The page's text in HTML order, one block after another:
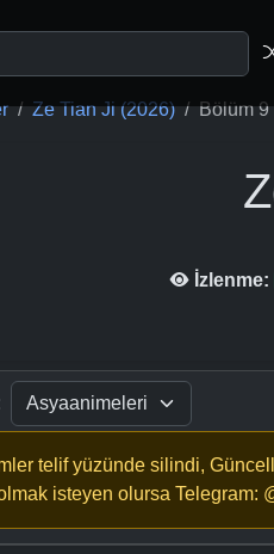
Ze Tian Ji (2026) Bölüm 9
İzlenme:
telif yüzünde silindi,
olmak isteyen olursa Telegram: